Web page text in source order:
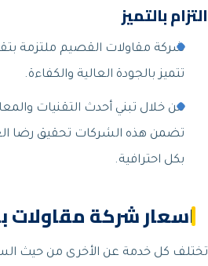
التزام بالتميز
شركة مقاولات القصيم ملتزمة
تتميز بالجودة العالية والكفاءة.
من خلال تبني أحدث التقنيات
تضمن هذه الشركات تحقيق رضا
بكل احترافية.
اسعار شركة مقاولات
تختلف كل خدمة عن الأخرى من حيث